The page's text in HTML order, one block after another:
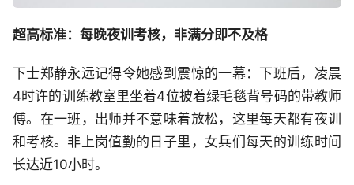
超高标准：每晚夜训考核，非满分即不及格
下士郑静永远记得令她感到震惊的一幕：下班后，凌晨
4时许的训练教室里坐着4位披着绿毛毯背号码的带教师
傅。在一班，出师并不意味着放松，这里每天都有夜训
和考核。非上岗值勤的日子里，女兵们每天的训练时间
长达近10小时。